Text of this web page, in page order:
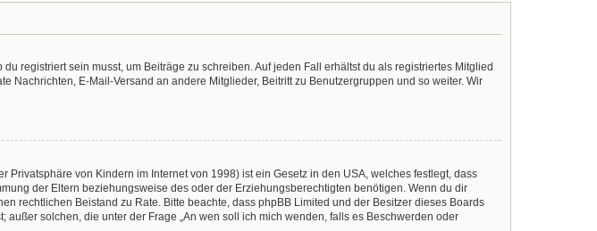
registriert sein musst, um Beiträge zu schreiben. Auf jeden Fall erhältst du als registriertes Mitglied
Nachrichten, E-Mail-Versand an andere Mitglieder, Beitritt zu Benutzergruppen und so weiter. Wir
Privatsphäre von Kindern im Internet von 1998) ist ein Gesetz in den USA, welches festlegt, dass
der Eltern beziehungsweise des oder der Erziehungsberechtigten benötigen. Wenn du dir
rechtlichen Beistand zu Rate. Bitte beachte, dass phpBB Limited und der Besitzer dieses Boards
solchen, die unter der Frage „An wen soll ich mich wenden, falls es Beschwerden oder